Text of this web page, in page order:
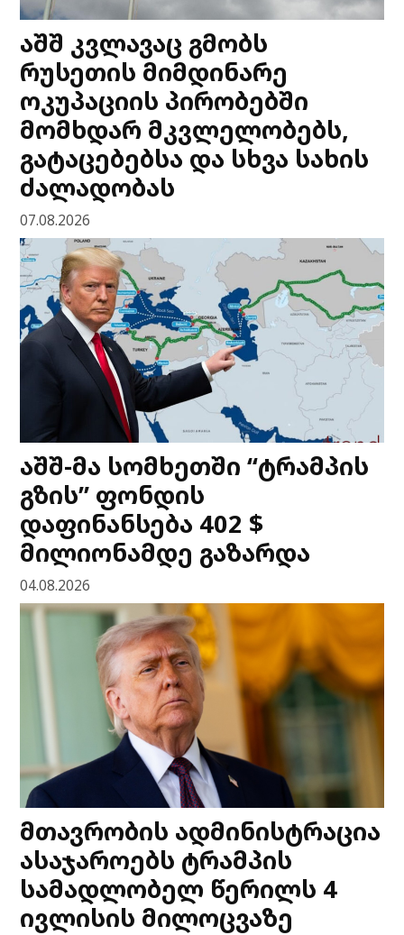
აშშ კვლავაც გმობს
რუსეთის მიმდინარე
ოკუპაციის პირობებში
მომხდარ მკვლელობებს,
გატაცებებსა და სხვა სახის
ძალადობას
07.08.2026
აშშ-მა სომხეთში “ტრამპის
გზის” ფონდის
დაფინანსება 402 $
მილიონამდე გაზარდა
04.08.2026
მთავრობის ადმინისტრაცია
ასაჯაროებს ტრამპის
სამადლობელ წერილს 4
ივლისის მილოცვაზე